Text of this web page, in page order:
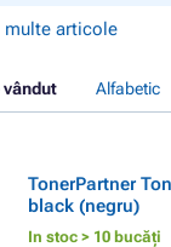
multe articole
vândut Alfabetic
TonerPartner
black (negru)
In stoc > 10 bucăți